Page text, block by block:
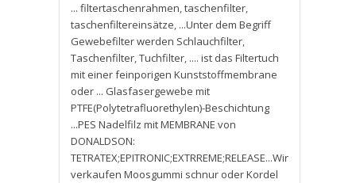
... filtertaschenrahmen,taschenfilter,
taschenfiltereinsätze, ...Unter dem Begriff
Gewebefilter werden Schlauchfilter,
Taschenfilter,Tuchfilter, .... ist das Filtertuch
mit einer feinporigen Kunststoffmembrane
oder ... Glasfasergewebe mit
PTFE(Polytetrafluorethylen)-Beschichtung
...PES Nadelfilz mit MEMBRANE von
DONALDSON:
TETRATEX;EPITRONIC;EXTRREME;RELEASE...Wir
verkaufen Moosgummi schnur oder Kordel